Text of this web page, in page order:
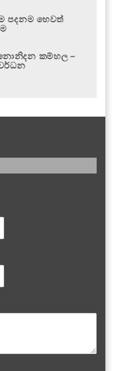
පදනම හෙවත්
කම්හල –